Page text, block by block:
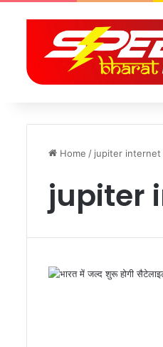
Home / jupiter internet
jupiter